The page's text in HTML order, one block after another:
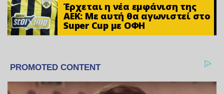
Έρχεται η νέα εμφάνιση της
ΑΕΚ: Με αυτή θα αγωνιστεί στο
Super Cup με ΟΦΗ